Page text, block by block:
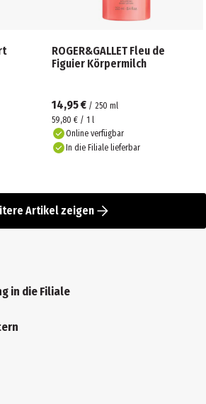
ROGER&GALLET Fleu de
Figuier Körpermilch
14,95 € / 250 ml
59,80 € / 1 l
Online verfügbar
In die Filiale lieferbar
Artikel zeigen
in die Filiale